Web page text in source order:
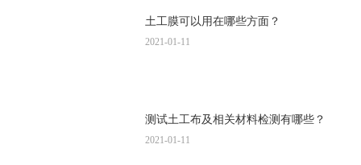
土工膜可以用在哪些方面？
2021-01-11
测试土工布及相关材料检测有哪些？
2021-01-11